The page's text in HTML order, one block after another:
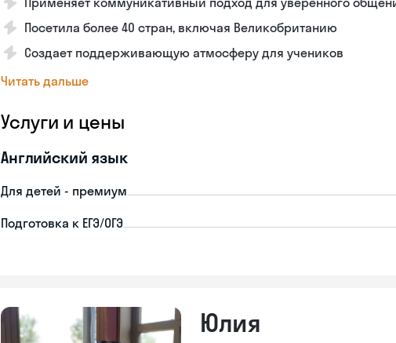
Посетила более 40 стран, включая Великобританию
Создает поддерживающую атмосферу для учеников
Читать дальше
Услуги и цены
Английский язык
Для детей - премиум
Подготовка к ЕГЭ/ОГЭ
Юлия